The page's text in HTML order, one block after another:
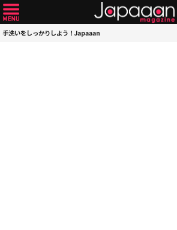
手洗いをしっかりしよう！Japaaan